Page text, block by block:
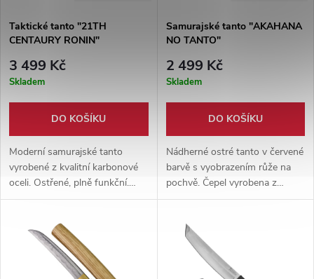
Taktické tanto "21TH
CENTAURY RONIN"
3 499 Kč
Skladem
DO KOŠÍKU
Moderní samurajské tanto
vyrobené z kvalitní karbonové
oceli. Ostřené, plně funkční.
Pevná protiskluzová rukojeť s
pevné pouzdro.
Samurajské tanto "AKAHANA
NO TANTO"
2 499 Kč
Skladem
DO KOŠÍKU
Nádherné ostré tanto v červené
barvě s vyobrazením růže na
pochvě. Čepel vyrobena z
karbonové oceli 1065, na
rejnočí kůže. Dodáváno s
hávem.